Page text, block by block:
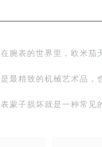
在腕表的世界里，欧米茄
是最精致的机械艺术品，
表蒙子损坏就是一种常见